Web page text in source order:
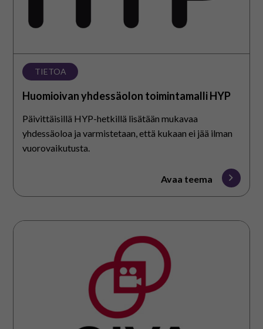
TIETOA
Huomioivan yhdessäolon toimintamalli HYP
Päivittäisillä HYP-hetkillä lisätään mukavaa
yhdessäoloa ja varmistetaan, että kukaan ei jää ilman
vuorovaikutusta.
Avaa teema